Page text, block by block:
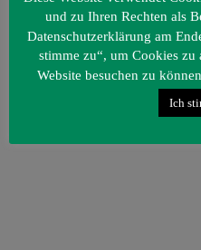
und zu Ihren Rechten als
Datenschutzerklärung am
stimme zu“, um Cookies zu
Website besuchen zu
Ich